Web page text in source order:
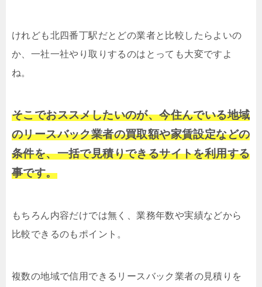
けれども北四番丁駅だとどの業者と比較したらよいの
か、一社一社やり取りするのはとっても大変ですよ
ね。
そこでおススメしたいのが、今住んでいる地域
のリースバック業者の買取額や家賃設定などの
条件を、一括で見積りできるサイトを利用する
事です。
もちろん内容だけでは無く、業務年数や実績などから
比較できるのもポイント。
複数の地域で信用できるリースバック業者の見積りを